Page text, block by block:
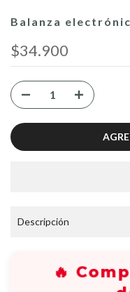
Balanza
$34.900
Descripción
🔥